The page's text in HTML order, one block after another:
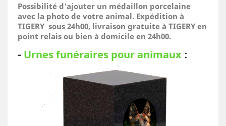
Possibilité d'ajouter un médaillon porcelaine
avec la photo de votre animal. Expédition à
TIGERY sous 24h00, livraison gratuite à TIGERY en
point relais ou bien à domicile en 24h00.
- Urnes funéraires pour animaux :